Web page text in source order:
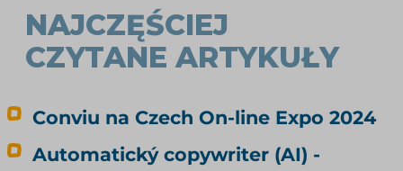
NAJCZĘŚCIEJ
CZYTANE ARTYKUŁY
Conviu na Czech On-line Expo 2024
Automatický copywriter (AI) -